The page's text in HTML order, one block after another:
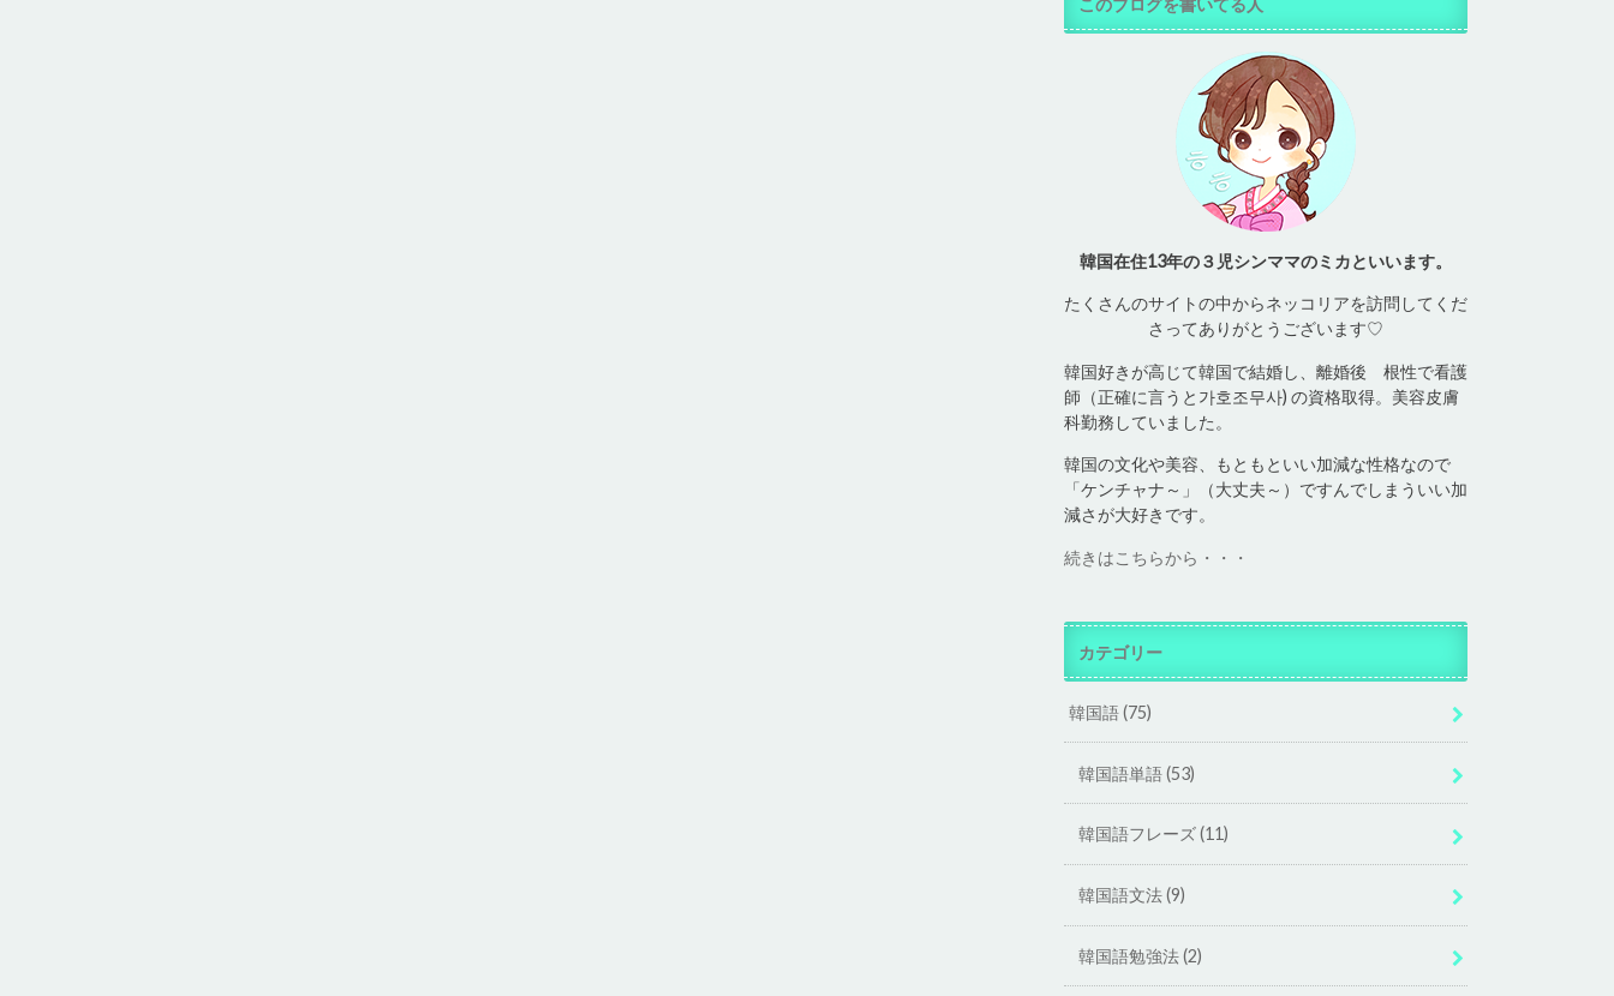
韓国在住13年の３児シンママのミカといいます。
たくさんのサイトの中からネッコリアを訪問してくだ
さってありがとうございます♡
韓国好きが高じて韓国で結婚し、離婚後 根性で看護
師（正確に言うと가호조무사) の資格取得。美容皮膚
科勤務していました。
韓国の文化や美容、もともといい加減な性格なので
「ケンチャナ～」（大丈夫～）ですんでしまういい加
減さが大好きです。
続きはこちらから・・・
カテゴリー
韓国語(75)
韓国語単語(53)
韓国語フレーズ(11)
韓国語文法(9)
韓国語勉強法(2)